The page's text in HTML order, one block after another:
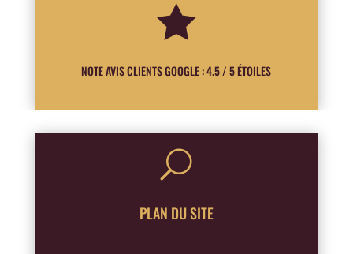

NOTE AVIS CLIENTS GOOGLE : 4.5 / 5 ÉTOILES
U
PLAN DU SITE